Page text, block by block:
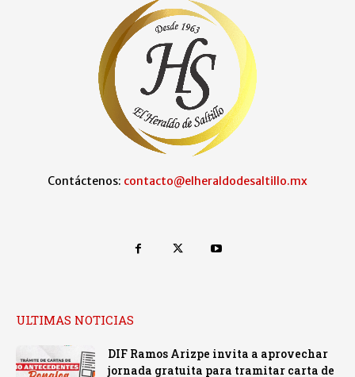
Contáctenos: contacto@elheraldodesaltillo.mx
ULTIMAS NOTICIAS
DIF Ramos Arizpe invita a aprovechar
jornada gratuita para tramitar carta de